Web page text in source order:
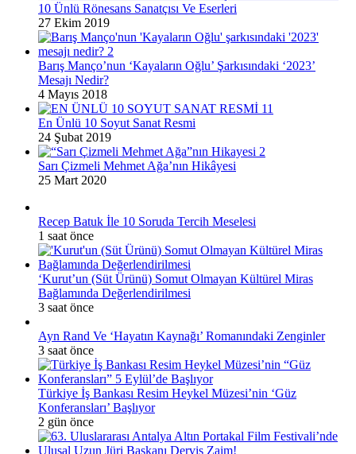
10 Ünlü Rönesans Sanatçısı Ve Eserleri
27 Ekim 2019
Barış Manço’nun ‘Kayaların Oğlu’ Şarkısındaki ‘2023’
Mesajı Nedir?
4 Mayıs 2018
En Ünlü 10 Soyut Sanat Resmi
24 Şubat 2019
Sarı Çizmeli Mehmet Ağa’nın Hikâyesi
25 Mart 2020
Recep Batuk İle 10 Soruda Tercih Meselesi
1 saat önce
‘Kurut’un (Süt Ürünü) Somut Olmayan Kültürel Miras
Bağlamında Değerlendirilmesi
3 saat önce
Ayn Rand Ve ‘Hayatın Kaynağı’ Romanındaki Zenginler
3 saat önce
Türkiye İş Bankası Resim Heykel Müzesi’nin ‘Güz
Konferansları’ Başlıyor
2 gün önce